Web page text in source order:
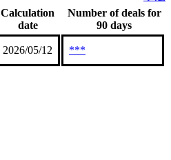
Calculation
date
Number of deals for
90 days
2026/05/12
***